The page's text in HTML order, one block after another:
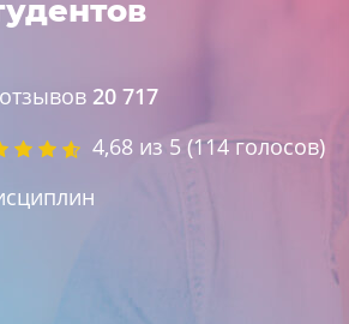
20 717
4,68 из 5 (114голосов)